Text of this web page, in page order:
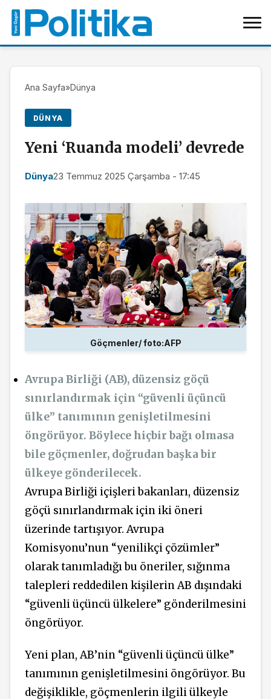
Ana Sayfa»Dünya
DÜNYA
Yeni ‘Ruanda modeli’ devrede
Dünya23 Temmuz 2025 Çarşamba - 17:45
Göçmenler/ foto:AFP
Avrupa Birliği (AB), düzensiz göçü
sınırlandırmak için “güvenli üçüncü
ülke” tanımının genişletilmesini
öngörüyor. Böylece hiçbir bağı olmasa
bile göçmenler, doğrudan başka bir
ülkeye gönderilecek.
Avrupa Birliği içişleri bakanları, düzensiz
göçü sınırlandırmak için iki öneri
üzerinde tartışıyor. Avrupa
Komisyonu’nun “yenilikçi çözümler”
olarak tanımladığı bu öneriler, sığınma
talepleri reddedilen kişilerin AB dışındaki
“güvenli üçüncü ülkelere” gönderilmesini
öngörüyor.
Yeni plan, AB’nin “güvenli üçüncü ülke”
tanımının genişletilmesini öngörüyor. Bu
değişiklikle, göçmenlerin ilgili ülkeyle